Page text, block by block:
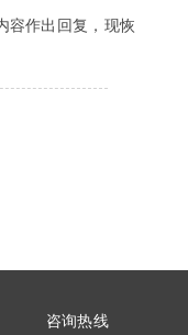
容作出回复，现恢
咨询热线